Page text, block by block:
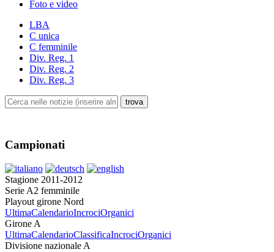
Foto e video
LBA
C unica
C femminile
Div. Reg. 1
Div. Reg. 2
Div. Reg. 3
Campionati
Stagione 2011-2012
Serie A2 femminile
Playout girone Nord
UltimaCalendarioIncrociOrganici
Girone A
UltimaCalendarioClassificaIncrociOrganici
Divisione nazionale A